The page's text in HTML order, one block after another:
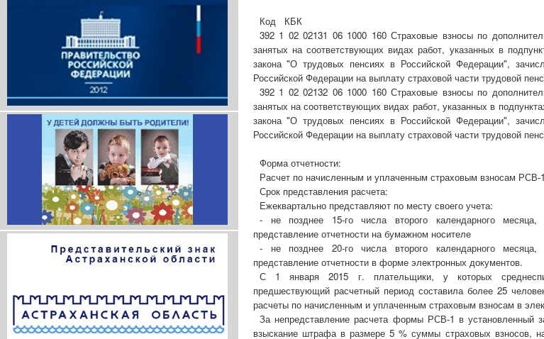
Код КБК
392 1 02 02131 06 1000 160 Страховые взносы по
занятых на соответствующих видах работ, указанных в
закона "О трудовых пенсиях в Российской Федерации",
Российской Федерации на выплату страховой части трудовой
392 1 02 02132 06 1000 160 Страховые взносы по
занятых на соответствующих видах работ, указанных в
закона "О трудовых пенсиях в Российской Федерации",
Российской Федерации на выплату страховой части трудовой
Форма отчетности:
Расчет по начисленным и уплаченным страховым взносам
Срок представления расчета:
Ежеквартально представляют по месту своего учета:
- не позднее 15-го числа второго календарного
представление отчетности на бумажном носителе
- не позднее 20-го числа второго календарного
представление отчетности в форме электронных документов.
С 1 января 2015 г. плательщики, у которых
предшествующий расчетный период составила более 25
расчеты по начисленным и уплаченным страховым взносам в
За непредставление расчета формы РСВ-1 в установленный
взыскание штрафа в размере 5 % суммы страховых взносов,